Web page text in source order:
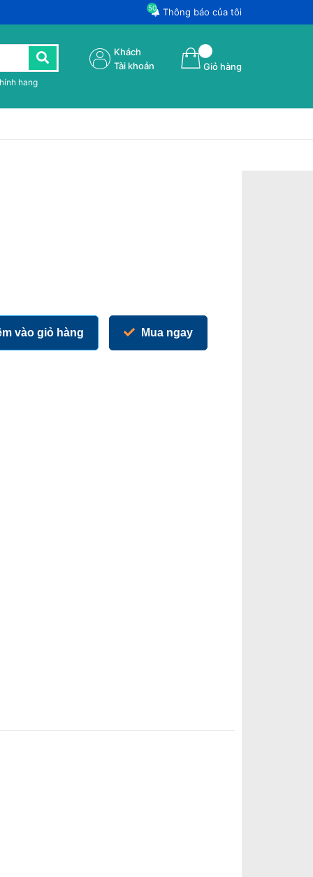
Thông báo của tôi
50
hang
Giỏ hàng
Khách
Tài khoản
vào giỏ hàng Mua ngay